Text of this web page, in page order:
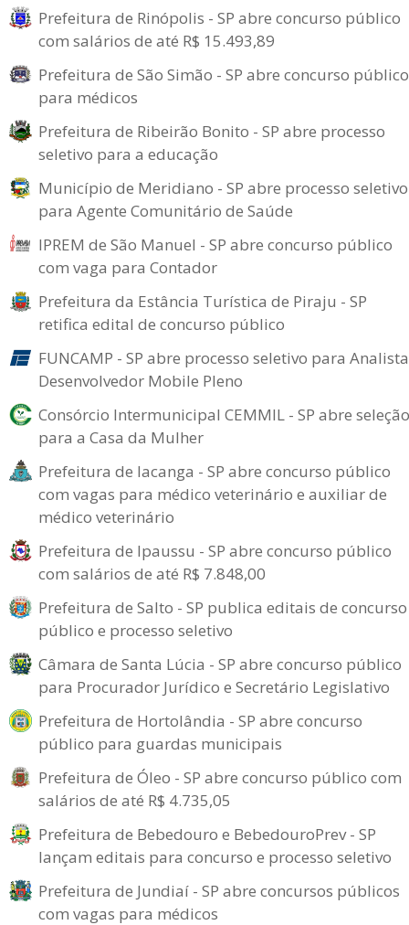
Prefeitura de Rinópolis - SP abre concurso público
com salários de até R$ 15.493,89
Prefeitura de São Simão - SP abre concurso público
para médicos
Prefeitura de Ribeirão Bonito - SP abre processo
seletivo para a educação
Município de Meridiano - SP abre processo seletivo
para Agente Comunitário de Saúde
IPREM de São Manuel - SP abre concurso público
com vaga para Contador
Prefeitura da Estância Turística de Piraju - SP
retifica edital de concurso público
FUNCAMP - SP abre processo seletivo para Analista
Desenvolvedor Mobile Pleno
Consórcio Intermunicipal CEMMIL - SP abre seleção
para a Casa da Mulher
Prefeitura de Iacanga - SP abre concurso público
com vagas para médico veterinário e auxiliar de
médico veterinário
Prefeitura de Ipaussu - SP abre concurso público
com salários de até R$ 7.848,00
Prefeitura de Salto - SP publica editais de concurso
público e processo seletivo
Câmara de Santa Lúcia - SP abre concurso público
para Procurador Jurídico e Secretário Legislativo
Prefeitura de Hortolândia - SP abre concurso
público para guardas municipais
Prefeitura de Óleo - SP abre concurso público com
salários de até R$ 4.735,05
Prefeitura de Bebedouro e BebedouroPrev - SP
lançam editais para concurso e processo seletivo
Prefeitura de Jundiaí - SP abre concursos públicos
com vagas para médicos